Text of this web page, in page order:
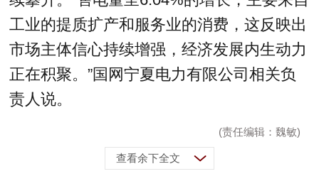
工业的提质扩产和服务业的消费，这反映出
市场主体信心持续增强，经济发展内生动力
正在积聚。”国网宁夏电力有限公司相关负
责人说。
(责任编辑：魏敏)
查看余下全文